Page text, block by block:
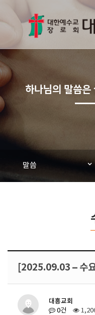
하나님의 말씀은
말씀
[2025.09.03 – 수
대흥교회
0건